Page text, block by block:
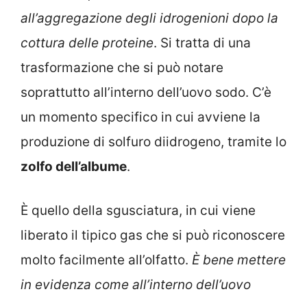
all’aggregazione degli idrogenioni dopo la
cottura delle proteine. Si tratta di una
trasformazione che si può notare
soprattutto all’interno dell’uovo sodo. C’è
un momento specifico in cui avviene la
produzione di solfuro diidrogeno, tramite lo
zolfo dell’albume.
È quello della sgusciatura, in cui viene
liberato il tipico gas che si può riconoscere
molto facilmente all’olfatto. È bene mettere
in evidenza come all’interno dell’uovo